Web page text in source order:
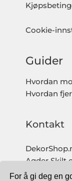
For å gi deg en
Cookie-
Guider
Hvordan
Hvordan
Kontakt
Agder Skilt
Org. nr: 997